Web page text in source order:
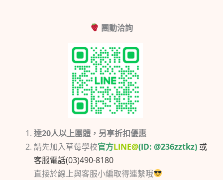
️團動洽詢
達20人以上團體，另享折扣優惠
請先加入草莓學校官方LINE@(ID: @236zztkz) 或
客服電話(03)490-8180
直接於線上與客服小編取得連繫哦